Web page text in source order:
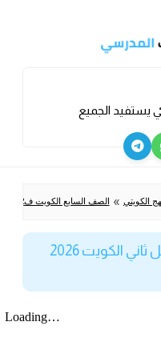
يستفيد الجميع
الكويتي » الصف السابع الكويت ف2 (علمي+ادبي)
كتاب عالم التقنية السابع فصل ثاني الكويت 2026